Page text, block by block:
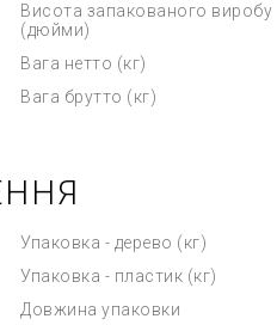
Висота запакованого виробу
(дюйми)
Вага нетто (кг)
Вага брутто (кг)
Упаковка - дерево (кг)
Упаковка - пластик (кг)
Довжина упаковки